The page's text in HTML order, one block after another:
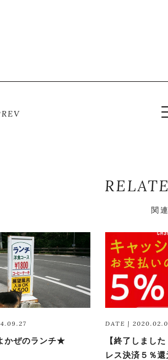
関
かぜのランチ★
DATE |
【終了しまし
レス決済５％還